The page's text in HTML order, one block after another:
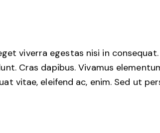
viverra egestas nisi in
Cras dapibus. Vivamus
vitae, eleifend ac, enim. Sed ut